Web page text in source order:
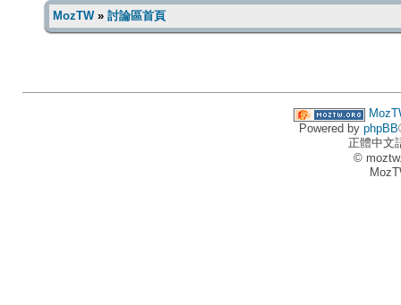
MozTW» 討論區首頁
Powered by phpBB
正體中文
©